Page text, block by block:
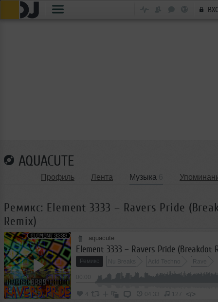
AQUACUTE
Профиль Лента Музыка
Ремикс: Element 3333 – Ravers Pride
Remix)
aquacute
Element 3333 – Ravers Pride (Breakdot
Ремикс Nu Breaks Acid Techno Rave
04:33 127 </>